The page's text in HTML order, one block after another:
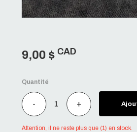
9,00 $ CAD
Quantité
- +
Attention, il ne reste plus que (1) en stock.